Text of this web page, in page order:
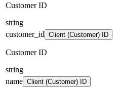
Customer ID
string
customer_id Client (Customer) ID
Customer ID
string
name Client (Customer) ID